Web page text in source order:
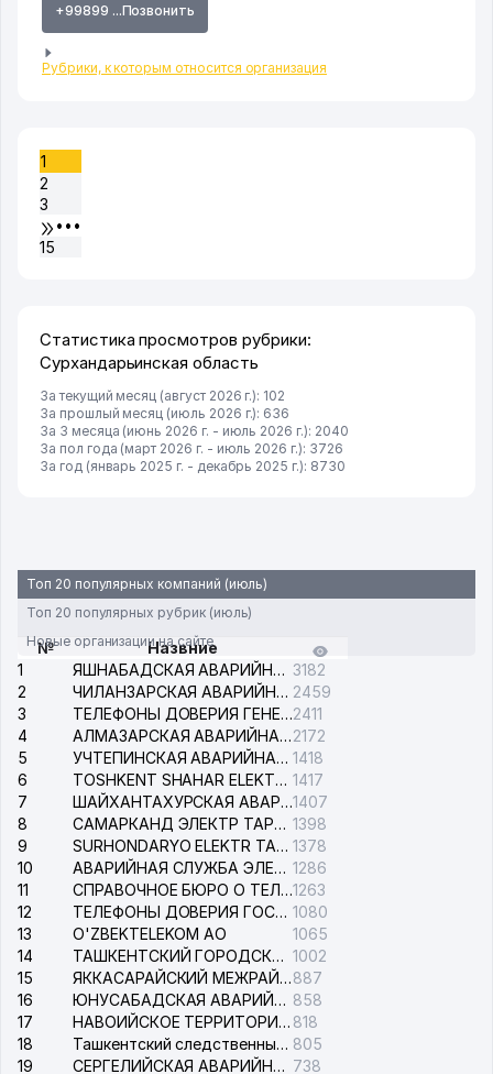
+99899 ...Позвонить
Рубрики, к которым относится организация
1
2
3
•••
15
Статистика просмотров рубрики:
Сурхандарьинская область
За текущий месяц (август 2026 г.): 102
За прошлый месяц (июль 2026 г.): 636
За 3 месяца (июнь 2026 г. - июль 2026 г.): 2040
За пол года (март 2026 г. - июль 2026 г.): 3726
За год (январь 2025 г. - декабрь 2025 г.): 8730
Топ 20 популярных компаний (июль)
Топ 20 популярных рубрик (июль)
Новые организации на сайте
№
Назвние
1
ЯШНАБАДСКАЯ АВАРИЙНАЯ СЛУЖБА ЭЛЕКТРОСЕТИ 3182
2
ЧИЛАНЗАРСКАЯ АВАРИЙНАЯ СЛУЖБА ЭЛЕКТРОСЕТИ 2459
3
ТЕЛЕФОНЫ ДОВЕРИЯ ГЕНЕРАЛЬНОЙ ПРОКУРАТУРЫ РЕСПУБЛИКИ УЗБЕКИСТАН2411
4
АЛМАЗАРСКАЯ АВАРИЙНАЯ СЛУЖБА ЭЛЕКТРОСЕТИ2172
5
УЧТЕПИНСКАЯ АВАРИЙНАЯ СЛУЖБА ЭЛЕКТРОСЕТИ 1418
6
TOSHKENT SHAHAR ELEKTR TARMOQLARI KORXONASI АО 1417
7
ШАЙХАНТАХУРСКАЯ АВАРИЙНАЯ СЛУЖБА ЭЛЕКТРОСЕТИ1407
8
САМАРКАНД ЭЛЕКТР ТАРМОКЛАРИ АО 1398
9
SURHONDARYO ELEKTR TARMOKLARI АО 1378
10
АВАРИЙНАЯ СЛУЖБА ЭЛЕКТРОСЕТИ ТАШКЕНТСКОГО РАЙОНА 1286
11
СПРАВОЧНОЕ БЮРО О ТЕЛЕФОНАХ ОРГАНИЗАЦИЙ г. ТАШКЕНТА1263
12
ТЕЛЕФОНЫ ДОВЕРИЯ ГОСУДАРСТВЕННОГО ЦЕНТРА ТЕСТИРОВАНИЯ 1080
13
O'ZBEKTELEKOM АО
1065
14
ТАШКЕНТСКИЙ ГОРОДСКОЙ СУД ПО ГРАЖДАНСКИМ ДЕЛАМ 1002
15
ЯККАСАРАЙСКИЙ МЕЖРАЙОННЫЙ СУД ПО ГРАЖДАНСКИМ ДЕЛАМ887
16
ЮНУСАБАДСКАЯ АВАРИЙНАЯ СЛУЖБА ЭЛЕКТРОСЕТИ 858
17
НАВОИЙСКОЕ ТЕРРИТОРИАЛЬНОЕ ПРЕДПРИЯТИЕ ЭЛЕКТРОСЕТИ АО 818
18
Ташкентский следственный изолятор 805
19
СЕРГЕЛИЙСКАЯ АВАРИЙНАЯ СЛУЖБА ЭЛЕКТРОСЕТИ 738